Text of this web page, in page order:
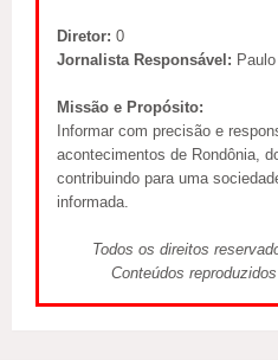
Diretor: 0
Jornalista Responsável:
Missão e Propósito:
Informar com precisão e
acontecimentos de Rondônia,
contribuindo para uma
informada.
Todos os direitos
Conteúdos